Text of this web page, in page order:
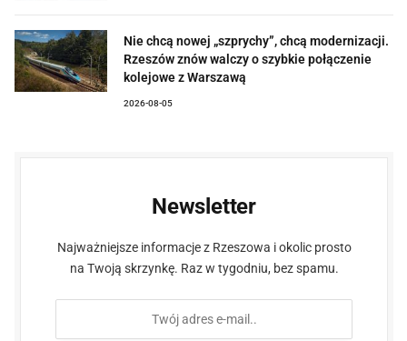
Nie chcą nowej „szprychy”, chcą modernizacji.
Rzeszów znów walczy o szybkie połączenie
kolejowe z Warszawą
2026-08-05
Newsletter
Najważniejsze informacje z Rzeszowa i okolic prosto
na Twoją skrzynkę. Raz w tygodniu, bez spamu.